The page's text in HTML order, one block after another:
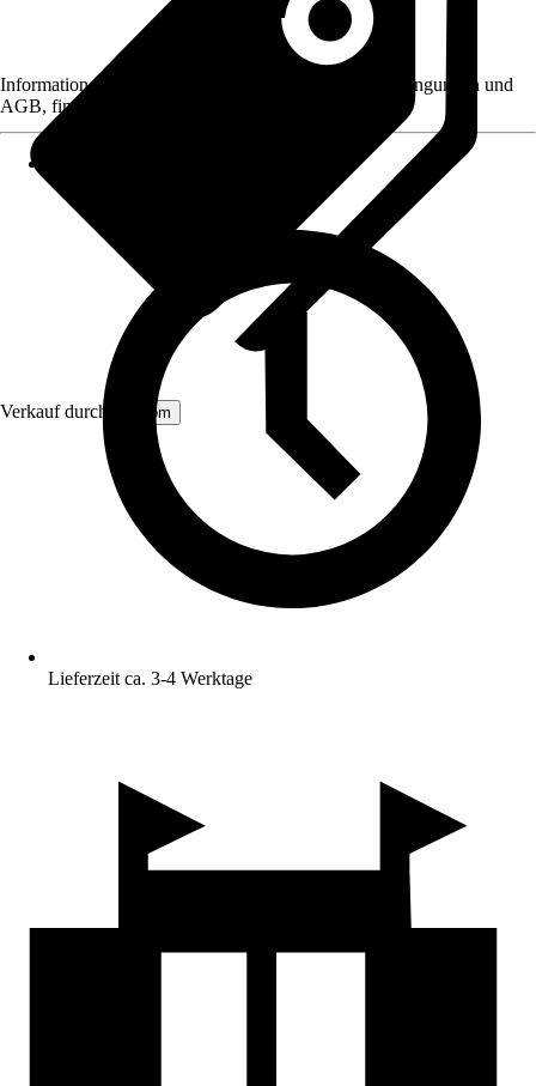
Verkauf durch: Aosom
Informationen des Verkäufers, wie z. B. Rückgabebedingungen und
AGB, finden Sie bei Klick auf den Verkäufernamen.
Lieferzeit ca. 3-4 Werktage